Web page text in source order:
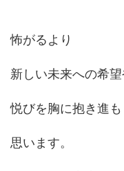
怖がるより
新しい未来への希望
悦びを胸に抱き進も
思います。